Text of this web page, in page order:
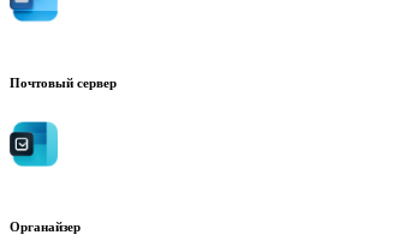
Почтовый сервер
Органайзер